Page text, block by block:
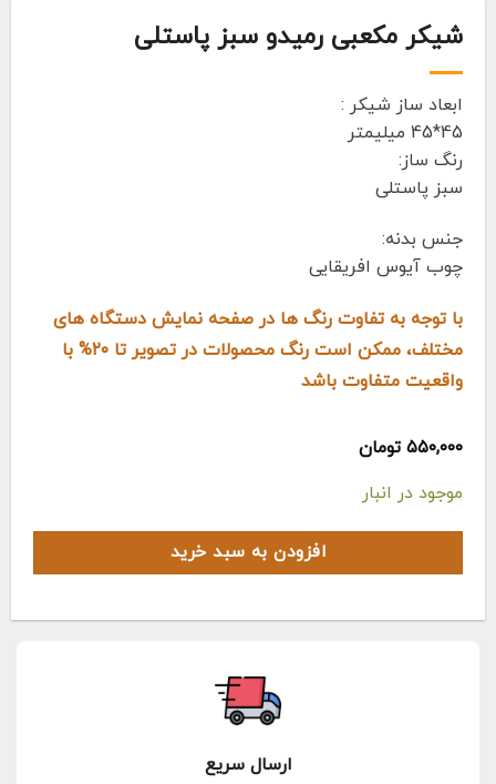
شیکر مکعبی رمیدو سبز پاستلی
ابعاد ساز شیکر :
45*45 میلیمتر
رنگ ساز:
سبز پاستلی
جنس بدنه:
چوب آیوس افریقایی
با توجه به تفاوت رنگ ها در صفحه نمایش دستگاه های
مختلف، ممکن است رنگ محصولات در تصویر تا ۲۰% با
واقعیت متفاوت باشد
۵۵۰,۰۰۰ تومان
موجود در انبار
افزودن به سبد خرید
ارسال سریع